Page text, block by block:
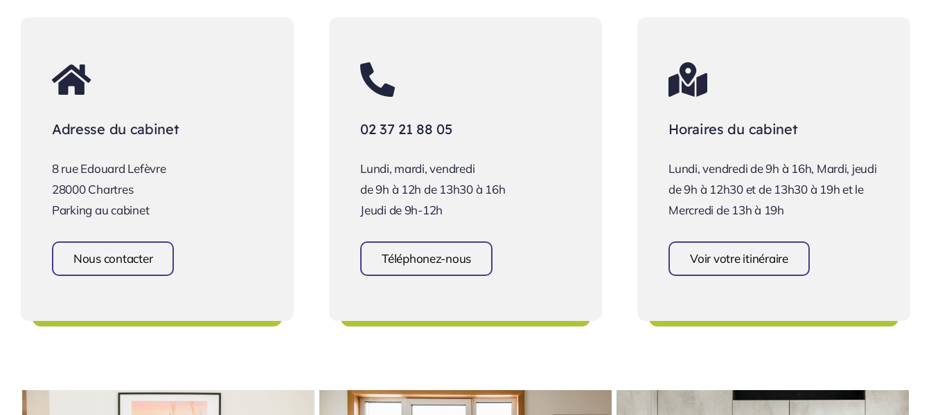
Adresse du cabinet
8 rue Edouard Lefèvre
28000 Chartres
Parking au cabinet
Nous contacter
02 37 21 88 05
Lundi, mardi, vendredi
de 9h à 12h de 13h30 à 16h
Jeudi de 9h-12h
Téléphonez-nous
Horaires du cabinet
Lundi, vendredi de 9h à 16h, Mardi, jeudi
de 9h à 12h30 et de 13h30 à 19h et le
Mercredi de 13h à 19h
Voir votre itinéraire